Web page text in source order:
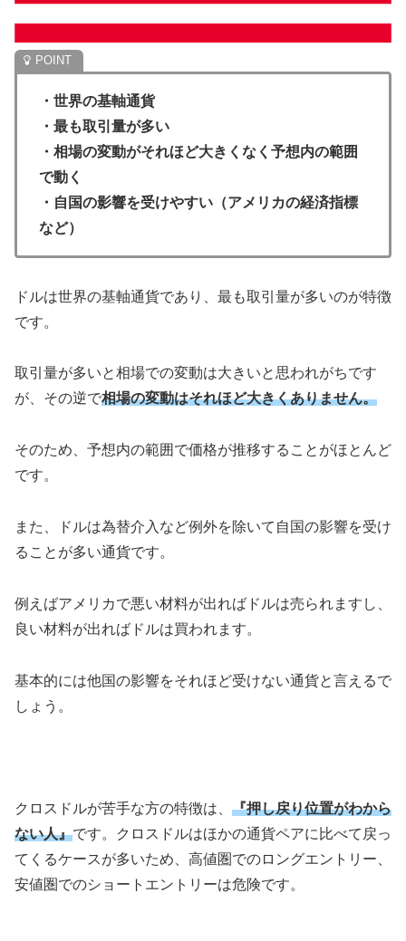
・世界の基軸通貨
・最も取引量が多い
・相場の変動がそれほど大きくなく予想内の範囲
で動く
・自国の影響を受けやすい（アメリカの経済指標
など）
ドルは世界の基軸通貨であり、最も取引量が多いのが特徴
です。
取引量が多いと相場での変動は大きいと思われがちです
が、その逆で相場の変動はそれほど大きくありません。
そのため、予想内の範囲で価格が推移することがほとんど
です。
また、ドルは為替介入など例外を除いて自国の影響を受け
ることが多い通貨です。
例えばアメリカで悪い材料が出ればドルは売られますし、
良い材料が出ればドルは買われます。
基本的には他国の影響をそれほど受けない通貨と言えるで
しょう。
クロスドルが苦手な方の特徴は、 『押し戻り位置がわから
ない人』です。クロスドルはほかの通貨ペアに比べて戻っ
てくるケースが多いため、高値圏でのロングエントリー、
安値圏でのショートエントリーは危険です。